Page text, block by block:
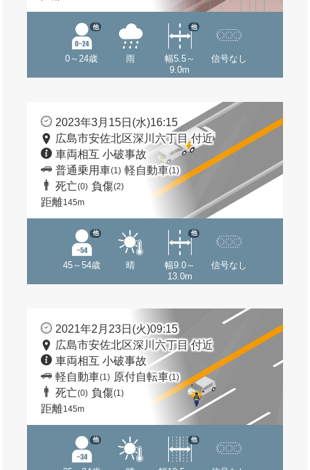
0～24歳
他
雨
幅5.5～
9.0m
他
信号なし
2023年3月15日(水)16:15
広島市安佐北区深川六丁目 付近
車両相互 小破事故
普通乗用車(1) 軽自動車(1)
死亡(0) 負傷(2)
距離145m
45～54歳
他
晴
幅9.0～
13.0m
他
信号なし
2021年2月23日(火)09:15
広島市安佐北区深川六丁目 付近
車両相互 小破事故
軽自動車(1) 原付自転車(1)
死亡(0) 負傷(1)
距離145m
他 他